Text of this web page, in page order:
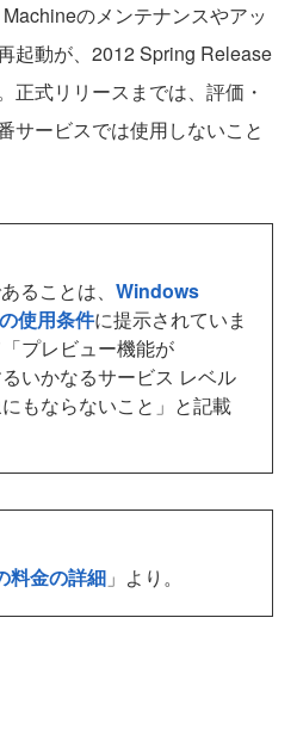
のメンテナンスやアッ
起動が、2012 Spring Release
正式リリースまでは、評価・
サービスでは使用しないこと
ることは、 Windows
使用条件に提示されていま
プレビュー機能が
いかなるサービス レベル
もならないこと」と記載
料金の詳細 」より。